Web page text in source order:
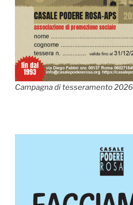
Campagna di tesseramento 2026